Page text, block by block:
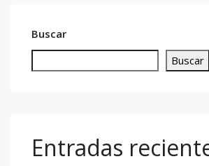
Buscar
Buscar
Entradas